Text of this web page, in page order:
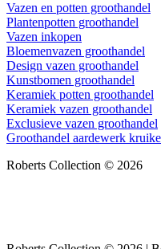
Vazen en potten groothandel
Plantenpotten groothandel
Vazen inkopen
Bloemenvazen groothandel
Design vazen groothandel
Kunstbomen groothandel
Keramiek potten groothandel
Keramiek vazen groothandel
Exclusieve vazen groothandel
Groothandel aardewerk
Roberts Collection © 2026